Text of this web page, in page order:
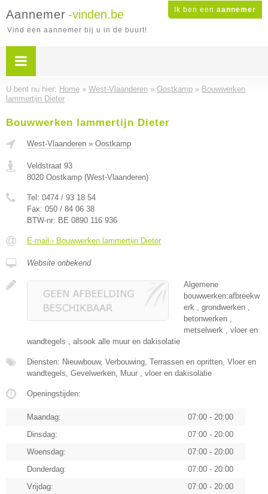
Ik ben een aannemer
Aannemer -vinden.be
Vind een aannemer bij u in de buurt!
U bent nu hier: Home » West-Vlaanderen » Oostkamp » Bouwwerken
lammertijn Dieter
Bouwwerken lammertijn Dieter
West-Vlaanderen » Oostkamp
Veldstraat 93
8020 Oostkamp (West-Vlaanderen)
Tel: 0474 / 93 18 54
Fax: 050 / 84 06 38
BTW-nr: BE 0890 116 936
E-mail › Bouwwerken lammertijn Dieter
Website onbekend
Algemene
bouwwerken:afbreekw
erk , grondwerken ,
betonwerken ,
metselwerk , vloer en
wandtegels , alsook alle muur en dakisolatie
Diensten: Nieuwbouw, Verbouwing, Terrassen en opritten, Vloer en
wandtegels, Gevelwerken, Muur , vloer en dakisolatie
Openingstijden:
Maandag:
07:00 - 20:00
Dinsdag:
07:00 - 20:00
Woensdag:
07:00 - 20:00
Donderdag:
07:00 - 20:00
Vrijdag:
07:00 - 20:00